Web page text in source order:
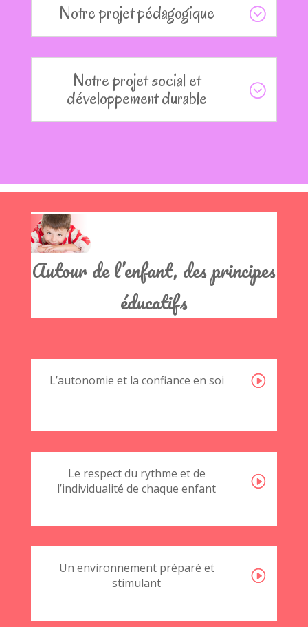
Notre projet pédagogique
Notre projet social et
développement durable
Clics
Autour de l’enfant, des principes
éducatifs
L’autonomie et la confiance en soi
Le respect du rythme et de
l’individualité de chaque enfant
Un environnement préparé et
stimulant